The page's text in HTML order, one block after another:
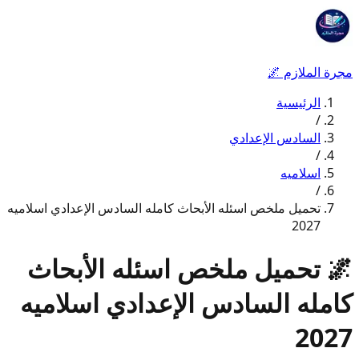
مجرة الملازم 🌌
الرئيسية
/
السادس الإعدادي
/
اسلاميه
/
تحميل ملخص اسئله الأبحاث كامله السادس الإعدادي اسلاميه
2027
🌌 تحميل ملخص اسئله الأبحاث
كامله السادس الإعدادي اسلاميه
2027